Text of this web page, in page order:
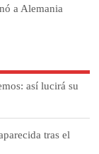
a Alemania
así lucirá su
tras el